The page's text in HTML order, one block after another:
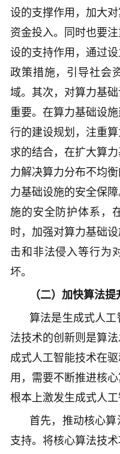
设的支撑作用，加大
资金投入。同时也要
设的支持作用，通过
政策措施，引导社会
域。其次，对算力基
重要。在算力基础设
行的建设规划，注重
求的结合，在扩大算
力解决算力分布不均
力基础设施的安全保
施的安全防护体系，
时，加强对算力基础
击和非法侵入等行为
坏。
（二）加快算法
算法是生成式人
法技术的创新则是算
成式人工智能技术在
用，需要不断推进核
根本上激发生成式人工
首先，推动核心
支持。将核心算法技